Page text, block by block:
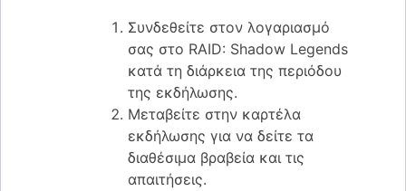
Συνδεθείτε στον λογαριασμό
σας στο RAID: Shadow Legends
κατά τη διάρκεια της περιόδου
της εκδήλωσης.
Μεταβείτε στην καρτέλα
εκδήλωσης για να δείτε τα
διαθέσιμα βραβεία και τις
απαιτήσεις.